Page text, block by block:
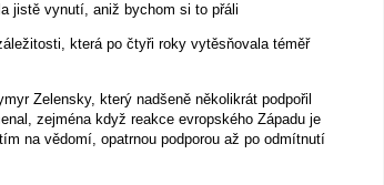
jistě vynutí, aniž bychom si to přáli
která po čtyři roky vytěsňovala téměř
Zelensky, který nadšeně několikrát podpořil
zejména když reakce evropského Západu je
na vědomí, opatrnou podporou až po odmítnutí